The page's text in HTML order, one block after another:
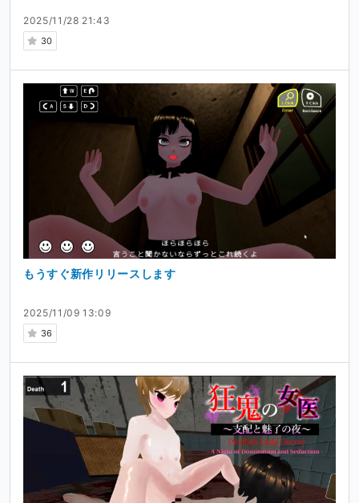
2025/11/28 21:43
30
2025/11/09 13:09
36
もうすぐ新作リリースします